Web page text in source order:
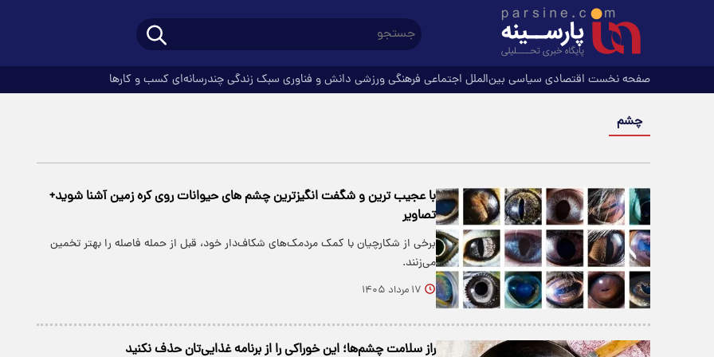
صفحه نخست اقتصادی سیاسی بین‌الملل اجتماعی فرهنگیورزشی دانش و فناوری سبک زندگیچندرسانه‌ای کسب و کارها
چشم‌
با عجیب ترین و شگفت انگیزترین چشم های حیوانات روی کره زمین آشنا شوید+
تصاویر
برخی از شکارچیان با کمک مردمک‌های شکاف‌دار خود، قبل از حمله فاصله را بهتر تخمین
می‌زنند.
۱۷ مرداد ۱۴۰۵
راز سلامت چشم‌ها؛ این خوراکی را از برنامه غذایی‌تان حذف نکنید